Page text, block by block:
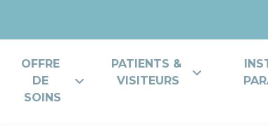
OFFRE
DE
SOINS
PATIENTS &
VISITEURS